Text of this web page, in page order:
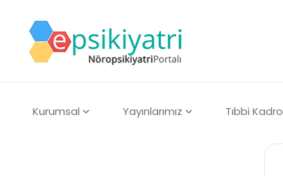
Kurumsal Yayınlarımız Tıbbi Kadro